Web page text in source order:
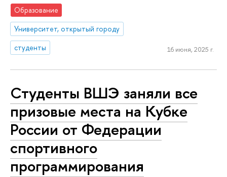
Образование
Университет, открытый городу
студенты
16 июня, 2025 г.
Студенты ВШЭ заняли все
призовые места на Кубке
России от Федерации
спортивного
программирования